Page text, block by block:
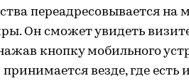
переадресовывается на
Он сможет увидеть
кнопку мобильного
везде, где есть